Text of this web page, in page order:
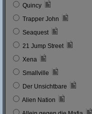
Quincy
Trapper John
Seaquest
21 Jump Street
Xena
Smallville
Der Unsichtbare
Alien Nation